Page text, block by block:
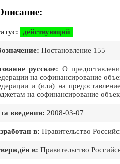
действующий
Постановление 155
русское: О
на софинансирование
и (или) на
на софинансирование
введения: 2008-03-07
в: Правительство
в: Правительство